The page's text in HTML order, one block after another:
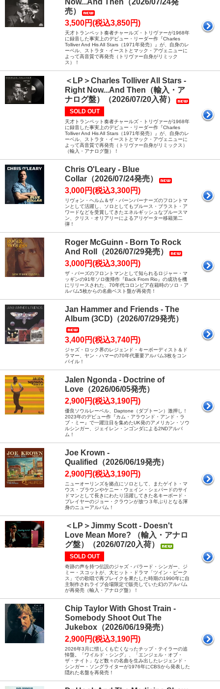
売）
3,500円(税込3,850円)
天才トランペット奏者チャールズ・トリヴァーが1968年
に録音した事実上のデビュー・リーダー作『Charles
Tolliver And His All Stars（1971年発売）』が、自身のレ
ーベル、ストラタ・イーストとマック・アヴェニューに
よって高音質で再発売（トリヴァー自身がリミック
ス）！
＜LP＞Charles Tolliver All Stars -
Right Now...And Then（輸入・ア
ナログ盤）（2026/07/20入荷）
SOLD OUT
天才トランペット奏者チャールズ・トリヴァーが1968年
に録音した事実上のデビュー・リーダー作『Charles
Tolliver And His All Stars（1971年発売）』が、自身のレ
ーベル、ストラタ・イーストとマック・アヴェニューに
よって高音質で再発売（トリヴァー自身がリミックス）
（輸入・アナログ盤）！
Chris O'Leary - Blue
Collar（2026/07/24発売）
3,000円(税込3,300円)
リヴォン・ヘルム＆ザ・バーンバーナーズのフロントマ
ンとして活躍し、ソロとしてもブルース・ブラスト・ア
ワードなどを受賞してきたエネルギッシュなブルースマ
ン、クリス・オリアリーによるアリゲーター移籍第二
弾！
Roger McGuinn - Born To Rock
And Roll（2026/07/29発売）
3,000円(税込3,300円)
ザ・バーズのフロントマンとして知られるロジャー・マ
ッギンの91年ソロ復帰作『Back From Rio』の成功を機
にリリースされた、70年代コロンビア在籍時のソロ・ア
ルバム5枚からの名曲ベスト盤が再発売！
Jan Hammer and Friends - The
Album (3CD)（2026/07/29発売）
3,400円(税込3,740円)
ジャズ・ロック界のレジェンド・キーボーディスト＆ド
ラマー、ヤン・ハマーの70年代重要アルバム3枚をコン
パイル！
Jalen Ngonda - Doctrine of
Love（2026/06/05発売）
2,900円(税込3,190円)
優良ソウルレーベル、Daptone（ダプトーン）激押し！
2023年のデビュー作『カム・アラウンド・アンド・ラ
ブ・ミー』で一躍注目を集めたUK発のアメリカン・ソウ
ルシンガー、ジェイレン・ンゴンダによる2NDアルバ
ム！
Joe Krown -
Qualified（2026/06/19発売）
2,900円(税込3,190円)
ニューオーリンズを拠点にソロとして、またゲイト・マ
ウス・ブラウンやケニー・ウェイン・シェパードのサイ
ドマンとして長きにわたり活躍してきた名キーボード・
プレイヤーのジョー・クラウンが放つ３年ぶりとなる渾
身のニューアルバム！
＜LP＞Jimmy Scott - Doesn't
Love Mean More? （輸入・アナロ
グ盤）（2026/07/20入荷）
SOLD OUT
奇跡の声を持つ伝説のジャズ・バラード・シンガー、ジ
ミー・スコットが、大ヒット・ドラマ「ツイン・ピーク
ス」での歌唱で再ブレイクを果たした時期の1990年に自
主制作されライブ会場限定で販売していた幻のアルバム
が再発売（輸入・アナログ盤）！
Chip Taylor With Ghost Train -
Somebody Shoot Out The
Jukebox（2026/06/19発売）
2,900円(税込3,190円)
2026年3月に惜しくも亡くなったチップ・テイラーの追
悼盤。「ワイルド・シング」、「エンジェル・オブ・
ザ・ナイト」など数々の名曲を生み出したレジェンド・
シンガー・ソングライターが1976年にCBSから発表した
隠れた名盤を再発売！